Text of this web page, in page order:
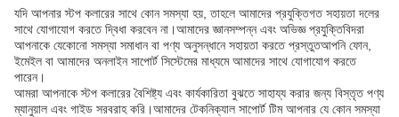
যদি আপনার স্টপ কলারের সাথে কোন সমস্যা হয়, তাহলে আমাদের প্রযুক্তিগত সহায়তা দলের
সাথে যোগাযোগ করতে দ্বিধা করবেন না।আমাদের জ্ঞানসম্পন্ন এবং অভিজ্ঞ প্রযুক্তিবিদরা
আপনাকে যেকোনো সমস্যা সমাধান বা পণ্য অনুসন্ধানে সহায়তা করতে প্রস্তুতআপনি ফোন,
ইমেইল বা আমাদের অনলাইন সাপোর্ট সিস্টেমের মাধ্যমে আমাদের সাথে যোগাযোগ করতে
পারেন।
আমরা আপনাকে স্টপ কলারের বৈশিষ্ট্য এবং কার্যকারিতা বুঝতে সাহায্য করার জন্য বিস্তৃত পণ্য
ম্যানুয়াল এবং গাইড সরবরাহ করি।আমাদের টেকনিক্যাল সাপোর্ট টিম আপনার যে কোন সমস্যা